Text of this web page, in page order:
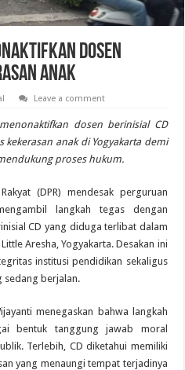
Dosen
Anak
Leave a comment
dosen berinisial CD
anak di Yogyakarta demi
proses hukum.
(DPR) mendesak perguruan
langkah tegas dengan
CD yang diduga terlibat dalam
Aresha, Yogyakarta. Desakan ini
institusi pendidikan sekaligus
sedang berjalan.
menegaskan bahwa langkah
bentuk tanggung jawab moral
Terlebih, CD diketahui memiliki
yang menaungi tempat terjadinya